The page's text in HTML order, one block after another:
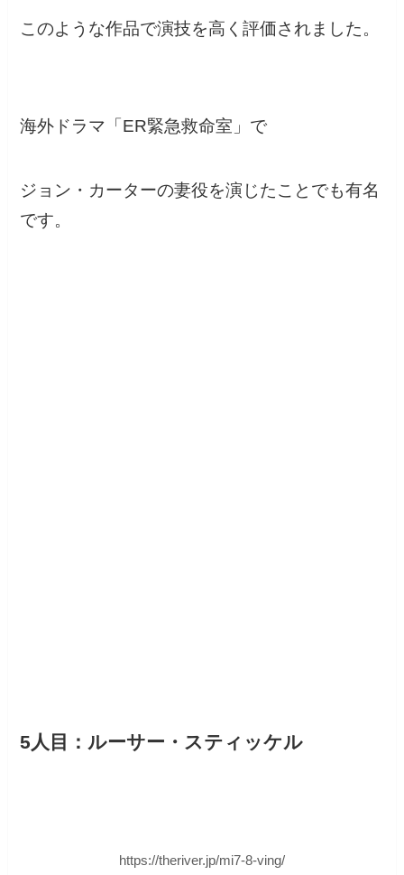
このような作品で演技を高く評価されました。
海外ドラマ「ER緊急救命室」で
ジョン・カーターの妻役を演じたことでも有名
です。
5人目：ルーサー・スティッケル
https://theriver.jp/mi7-8-ving/